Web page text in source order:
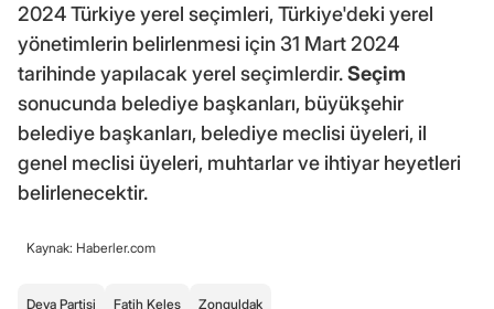
2024 Türkiye yerel seçimleri, Türkiye'deki yerel
yönetimlerin belirlenmesi için 31 Mart 2024
tarihinde yapılacak yerel seçimlerdir.Seçim
sonucunda belediye başkanları, büyükşehir
belediye başkanları, belediye meclisi üyeleri, il
genel meclisi üyeleri, muhtarlar ve ihtiyar heyetleri
belirlenecektir.
Kaynak: Haberler.com
Deva Partisi Fatih Keleş Zonguldak